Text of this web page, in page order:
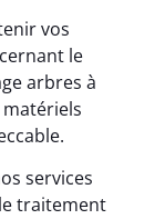
vos
le
arbres à
services
traitement